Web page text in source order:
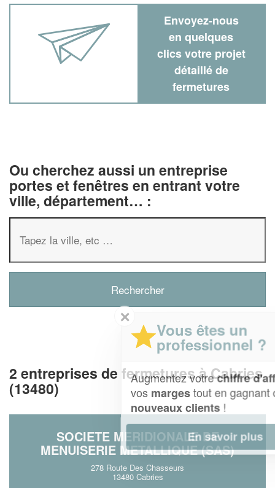
Envoyez-nous
en quelques
clics votre projet
détaillé de
fermetures
Ou cherchez aussi un entreprise
portes et fenêtres en entrant votre
ville, département… :
2 entreprises de fermetures à Cabries
(13480)
SOCIETE MERIDIONALE DE
MENUISERIE METALLIQUE (SAS)
278 Route Des Chasseurs
13480 Cabries
Vous êtes un
professionnel ?
Augmentez votrechiffre d'affaireset
margestout en gagnant de
nouveaux clients!
En savoir plus